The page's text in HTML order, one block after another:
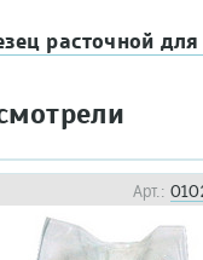
расточной
Арт.: